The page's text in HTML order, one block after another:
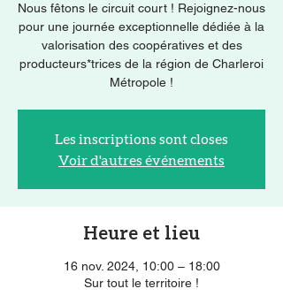
Nous fêtons le circuit court ! Rejoignez-nous
pour une journée exceptionnelle dédiée à la
valorisation des coopératives et des
producteurs*trices de la région de Charleroi
Métropole !
Les inscriptions sont closes
Voir d'autres événements
Heure et lieu
16 nov. 2024, 10:00 – 18:00
Sur tout le territoire !